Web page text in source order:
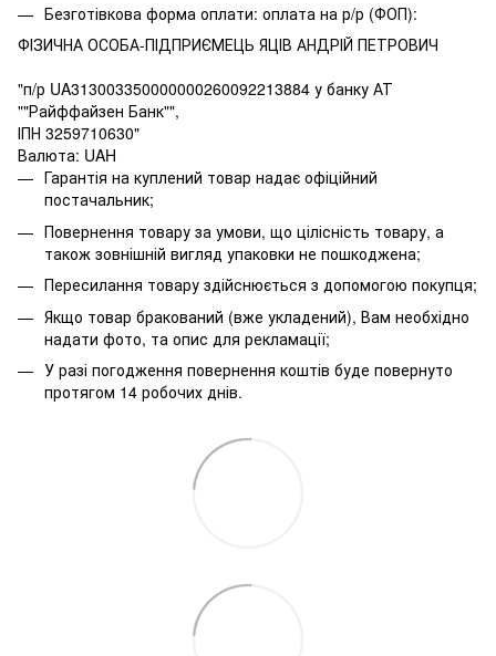
Безготівкова форма оплати: оплата на р/р (ФОП):
ФІЗИЧНА ОСОБА-ПІДПРИЄМЕЦЬ ЯЦІВ АНДРІЙ ПЕТРОВИЧ
"п/р UA313003350000000260092213884 у банку АТ
""Райффайзен Банк"",
ІПН 3259710630"
Валюта: UAH
Гарантія на куплений товар надає офіційний
постачальник;
Повернення товару за умови, що цілісність товару, а
також зовнішній вигляд упаковки не пошкоджена;
Пересилання товару здійснюється з допомогою покупця;
Якщо товар бракований (вже укладений), Вам необхідно
надати фото, та опис для рекламації;
У разі погодження повернення коштів буде повернуто
протягом 14 робочих днів.